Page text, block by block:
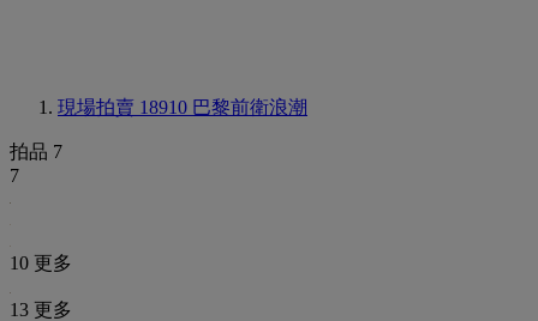
現場拍賣 18910 巴黎前衛浪潮
拍品 7
7
10 更多
13 更多